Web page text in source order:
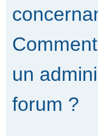
un
forum ?